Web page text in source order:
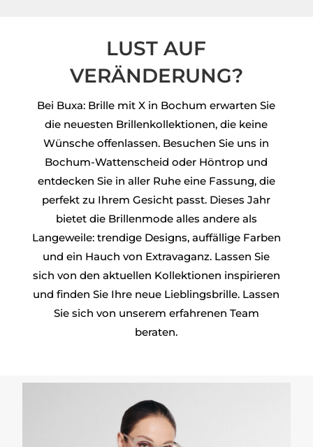
LUST AUF
VERÄNDERUNG?
Bei Buxa: Brille mit X in Bochum erwarten Sie
die neuesten Brillenkollektionen, die keine
Wünsche offenlassen. Besuchen Sie uns in
Bochum-Wattenscheid oder Höntrop und
entdecken Sie in aller Ruhe eine Fassung, die
perfekt zu Ihrem Gesicht passt. Dieses Jahr
bietet die Brillenmode alles andere als
Langeweile: trendige Designs, auffällige Farben
und ein Hauch von Extravaganz. Lassen Sie
sich von den aktuellen Kollektionen inspirieren
und finden Sie Ihre neue Lieblingsbrille. Lassen
Sie sich von unserem erfahrenen Team
beraten.